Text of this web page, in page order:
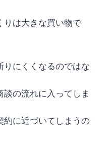
りは大きな買い物で
りにくくなるのではな
談の流れに入ってしま
約に近づいてしまうの